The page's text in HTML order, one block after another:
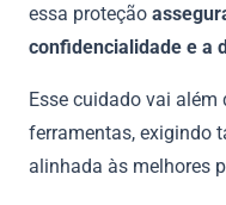
essa proteção
confidencialidade e a
Esse cuidado vai
ferramentas, exigindo
alinhada às melhores